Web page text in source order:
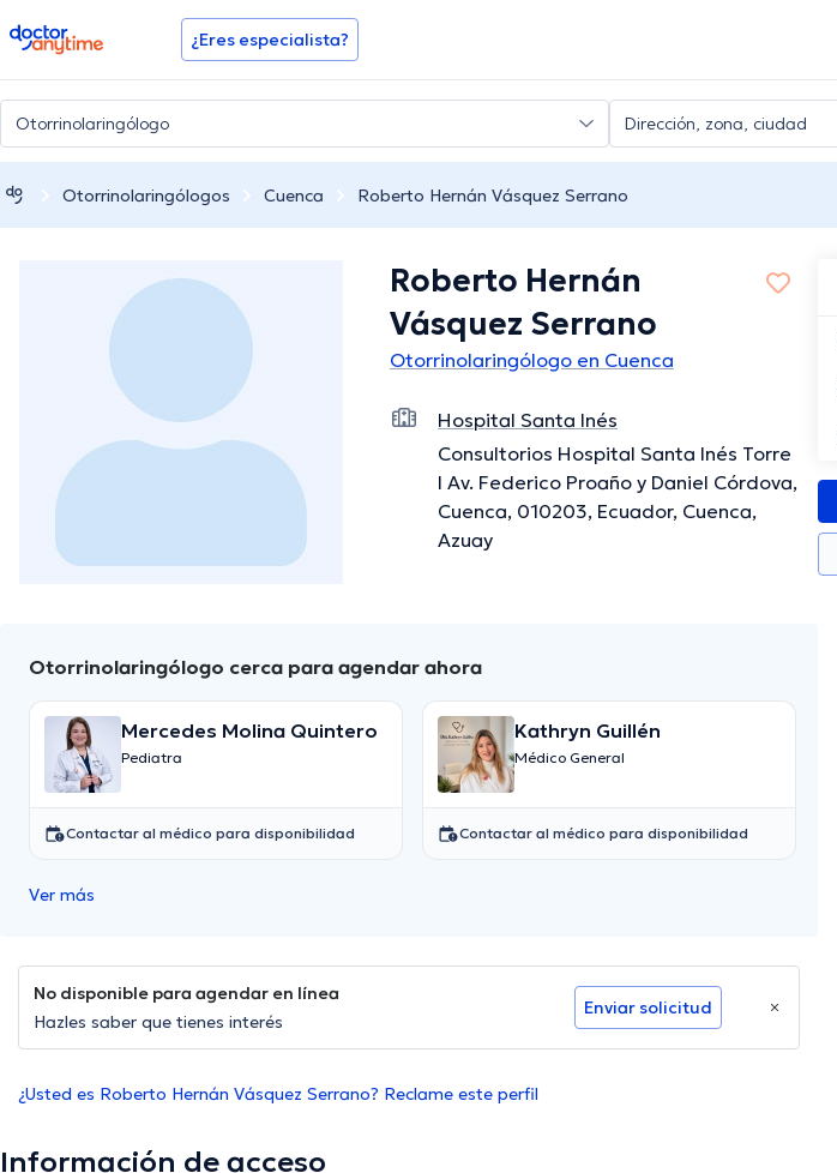
doctoranytime ¿Eres especialista?
Otorrinolaringólogos Cuenca Roberto Hernán Vásquez Serrano
Roberto Hernán
Vásquez Serrano
Otorrinolaringólogo en Cuenca
Hospital Santa Inés
Consultorios Hospital Santa Inés Torre
I Av. Federico Proaño y Daniel Córdova,
Cuenca, 010203, Ecuador, Cuenca,
Azuay
Otorrinolaringólogo cerca para agendar ahora
Mercedes Molina Quintero
Pediatra
Contactar al médico para disponibilidad
Kathryn Guillén
Médico General
Contactar al médico para disponibilidad
Ver más
No disponible para agendar en línea
Hazles saber que tienes interés
Enviar solicitud
¿Usted es Roberto Hernán Vásquez Serrano? Reclame este perfil
Información de acceso